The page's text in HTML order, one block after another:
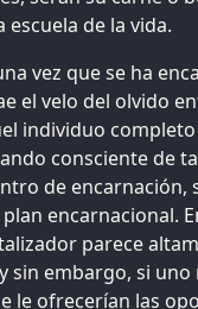
escuela de la vida.
vez que se ha
el velo del olvido
individuo
consciente de
de encarnación,
encarnacional.
parece
sin embargo, si uno
le ofrecerían las